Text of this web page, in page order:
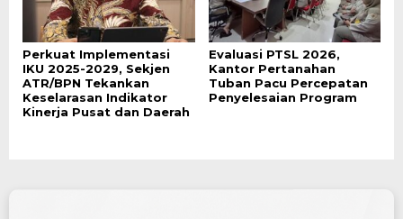
Perkuat Implementasi
IKU 2025-2029, Sekjen
ATR/BPN Tekankan
Keselarasan Indikator
Kinerja Pusat dan Daerah
Evaluasi PTSL 2026,
Kantor Pertanahan
Tuban Pacu Percepatan
Penyelesaian Program